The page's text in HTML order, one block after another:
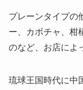
プレーンタイプの
ー、カボチャ、柑
のなど、お店によ
琉球王国時代に中